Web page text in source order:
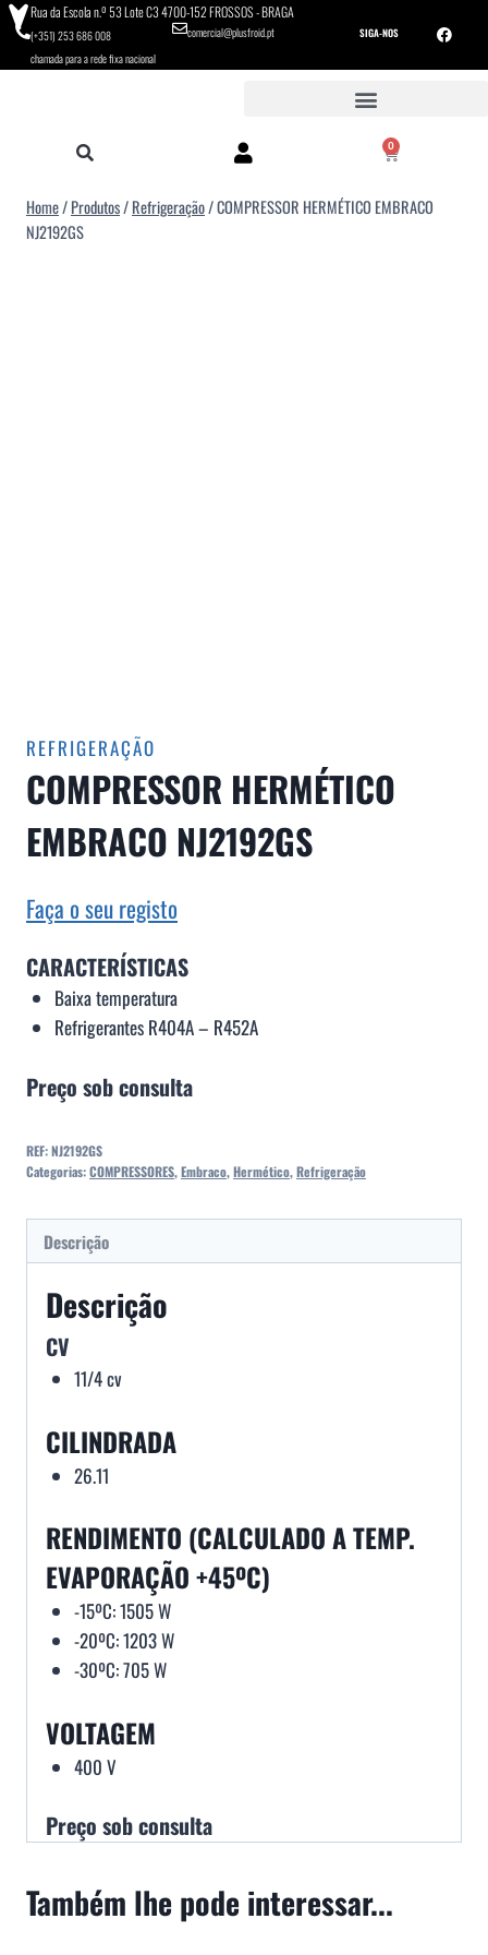
Rua da Escola n.º 53 Lote C3 4700-152 FROSSOS - BRAGA
(+351) 253 686 008
chamada para a rede fixa nacional
comercial@plusfroid.pt SIGA-NOS
0
Home/Produtos/Refrigeração/COMPRESSOR HERMÉTICO EMBRACO
NJ2192GS
REFRIGERAÇÃO
COMPRESSOR HERMÉTICO
EMBRACO NJ2192GS
Faça o seu registo
CARACTERÍSTICAS
Baixa temperatura
Refrigerantes R404A – R452A
Preço sob consulta
REF:NJ2192GS
Categorias:COMPRESSORES,Embraco,Hermético,Refrigeração
Descrição
Descrição
CV
11/4 cv
CILINDRADA
26.11
RENDIMENTO (CALCULADO A TEMP.
EVAPORAÇÃO +45ºC)
-15ºC: 1505 W
-20ºC: 1203 W
-30ºC: 705 W
VOLTAGEM
400 V
Preço sob consulta
Também lhe pode interessar...